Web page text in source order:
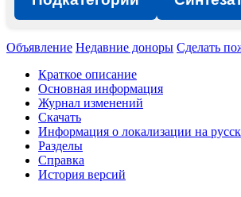
Объявление Недавние доноры Сделать
Краткое описание
Основная информация
Журнал изменений
Скачать
Информация о локализации на
Разделы
Справка
История версий